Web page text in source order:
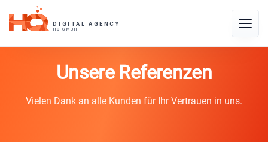
Toggle
Unsere Referenzen
Vielen Dank an alle Kunden für Ihr Vertrauen in uns.